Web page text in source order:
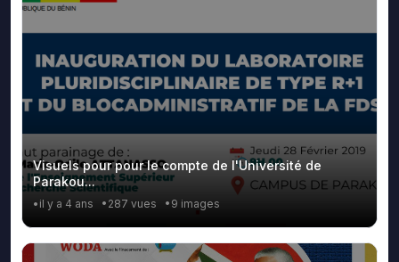
Visuels pour pour le compte de l'Université de
Parakou...
•il y a 4 ans •287 vues •9 images